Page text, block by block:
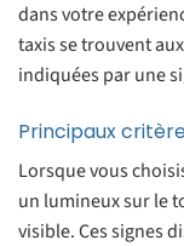
dans votre
taxis se trouvent
indiquées par une
Principaux
Lorsque vous
un lumineux sur le
visible. Ces signes